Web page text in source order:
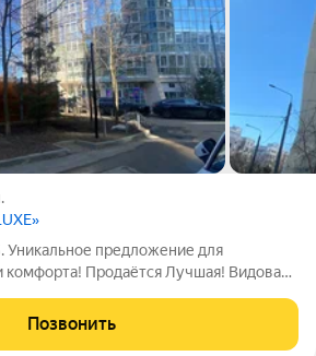
Уникальное предложение для
комфорта! Продаётся Лучшая! Видовая
21-этажного монолитного дома
по
Позвонить